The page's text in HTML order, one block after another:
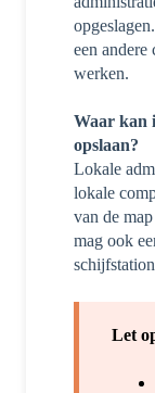
een andere
werken.
Waar kan
opslaan?
Lokale
lokale
van de
mag ook
Let